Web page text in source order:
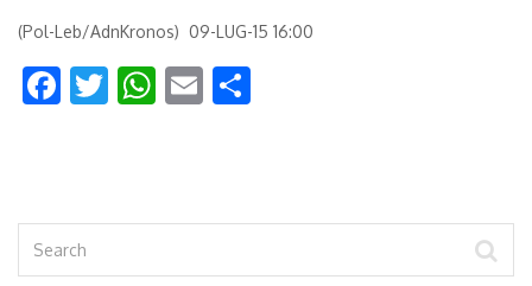
(Pol-Leb/AdnKronos) 09-LUG-15 16:00
Facebook
Twitter
WhatsApp
Email